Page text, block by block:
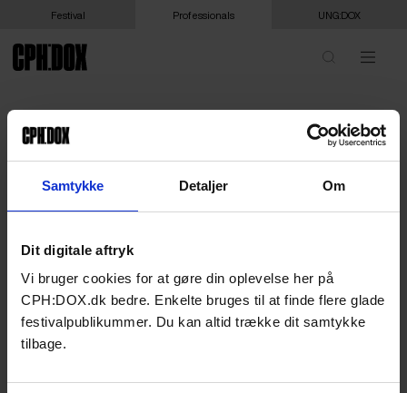
Samtykke Detaljer Om
Dit digitale aftryk
Vi bruger cookies for at gøre din oplevelse her på
CPH:DOX.dk bedre. Enkelte bruges til at finde flere glade
festivalpublikummer. Du kan altid trække dit samtykke
tilbage.
Festival Professionals UNG:DOX